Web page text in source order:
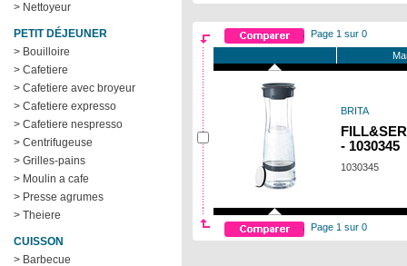
> Nettoyeur
PETIT DÉJEUNER
> Bouilloire
> Cafetiere
> Cafetiere avec broyeur
> Cafetiere expresso
> Cafetiere nespresso
> Centrifugeuse
> Grilles-pains
> Moulin a cafe
> Presse agrumes
> Theiere
CUISSON
> Barbecue
Page 1 sur 0
BRITA
- 1030345
1030345
Page 1 sur 0